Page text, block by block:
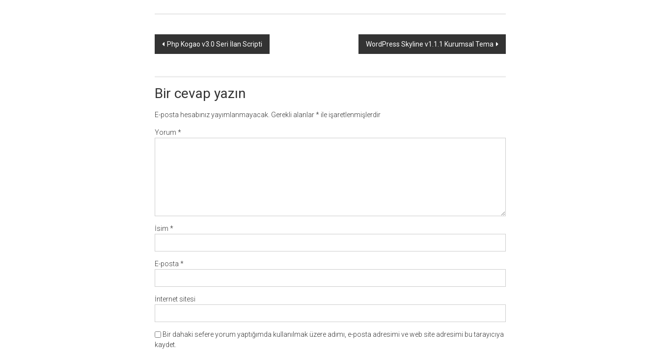
Yazı
Php Kogao v3.0 Seri İlan Scripti WordPress Skyline v1.1.1 Kurumsal Tema
Bir cevap yazın
E-posta hesabınız yayımlanmayacak. Gerekli alanlar*ile işaretlenmişlerdir
Yorum *
İsim *
E-posta *
İnternet sitesi
Bir dahaki sefere yorum yaptığımda kullanılmak üzere adımı, e-posta adresimi ve web site adresimi bu tarayıcıya
kaydet.